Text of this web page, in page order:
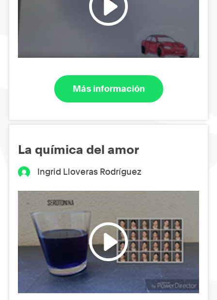
Más información
La química del amor
Ingrid Lloveras Rodríguez